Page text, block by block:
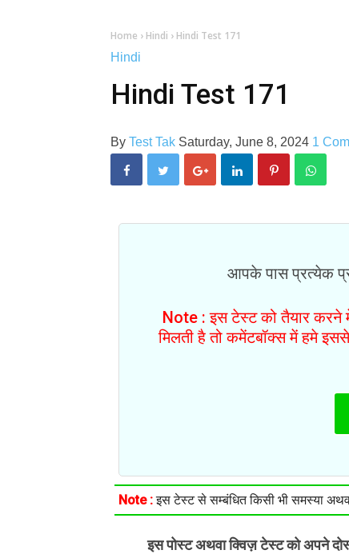
Home › Hindi › Hindi Test 171
Hindi
Hindi Test 171
By Test Tak Saturday, June 8, 2024 1
आपके पास प्रत्येक
Note : इस टेस्ट को तैयार करने
मिलती है तो कमेंटबॉक्स में हमे
Note :इस टेस्ट से सम्बंधित किसी भी समस्या
इस पोस्ट अथवा क्विज़ टेस्ट को अपने